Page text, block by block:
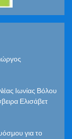
Ιωνίας Βόλου
Ελισάβετ
για το